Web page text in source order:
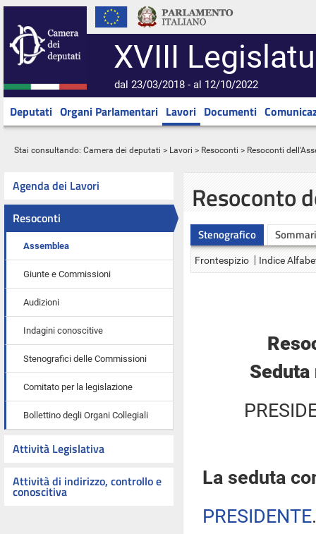
XVIII
dal 23/03/2018 - al 12/10/2022
Deputati Organi Parlamentari Lavori Documenti
Stai consultando: Camera dei deputati > Lavori > Resoconti > Resoconti
Agenda dei Lavori
Resoconti
Assemblea
Giunte e Commissioni
Audizioni
Indagini conoscitive
Stenografici delle Commissioni
Comitato per la legislazione
Bollettino degli Organi Collegiali
Attività Legislativa
Attività di indirizzo, controllo e
conoscitiva
Resoconto
Stenografico
Frontespizio Indice
La seduta
PRESIDENTE